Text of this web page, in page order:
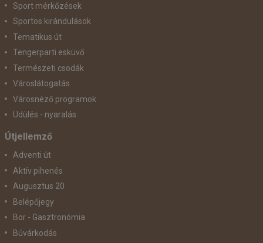
Sport mérkőzések
Sportos kirándulások
Tematikus út
Tengerparti esküvő
Természeti csodák
Városlátogatás
Városnéző programok
Üdülés - nyaralás
Útjellemző
Adventi út
Aktív pihenés
Augusztus 20
Belépőjegy
Bor - Gasztronómia
Búvárkodás